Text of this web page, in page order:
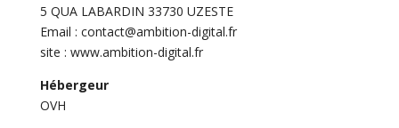
5 QUA LABARDIN 33730 UZESTE
Email : contact@ambition-digital.fr
site : www.ambition-digital.fr
Hébergeur
OVH